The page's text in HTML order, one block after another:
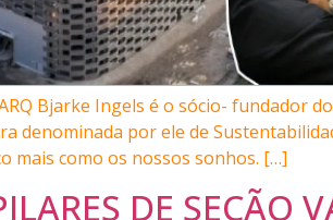
Bjarke Ingels é o sócio- fundador
denominada por ele de
mais como os nossos sonhos. […]
DE SEÇÃO